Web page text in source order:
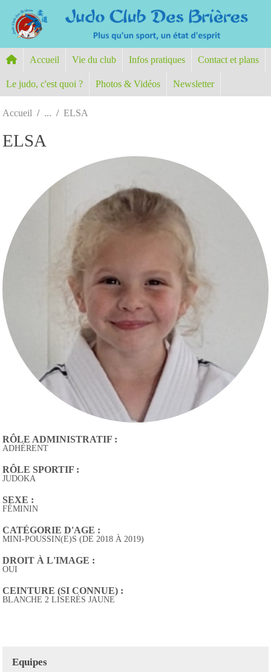
Accueil Vie du club Infos pratiques Contact et plans
Le judo, c'est quoi ? Photos & Vidéos Newsletter
Accueil ELSA
ELSA
RÔLE ADMINISTRATIF :
ADHÉRENT
RÔLE SPORTIF :
JUDOKA
SEXE :
FÉMININ
CATÉGORIE D'AGE :
MINI-POUSSIN(E)S (DE 2018 À 2019)
DROIT À L'IMAGE :
OUI
CEINTURE (SI CONNUE) :
BLANCHE 2 LISERÉS JAUNE
Equipes
Panneau de gestion des cookies